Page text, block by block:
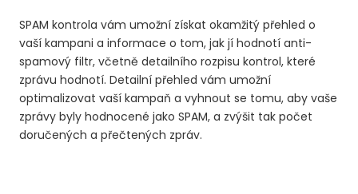
SPAM kontrola vám umožní získat okamžitý přehled o
vaší kampani a informace o tom, jak jí hodnotí anti-
spamový filtr, včetně detailního rozpisu kontrol, které
zprávu hodnotí. Detailní přehled vám umožní
optimalizovat vaší kampaň a vyhnout se tomu, aby vaše
zprávy byly hodnocené jako SPAM, a zvýšit tak počet
doručených a přečtených zpráv.